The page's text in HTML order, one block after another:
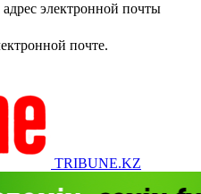
электронной почты
почте.
TRIBUNE.KZ